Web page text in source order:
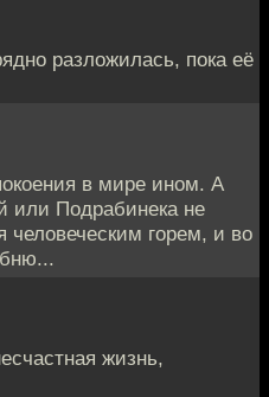
разложилась, пока её
в мире ином. А
или Подрабинека не
человеческим горем, и во
жизнь,